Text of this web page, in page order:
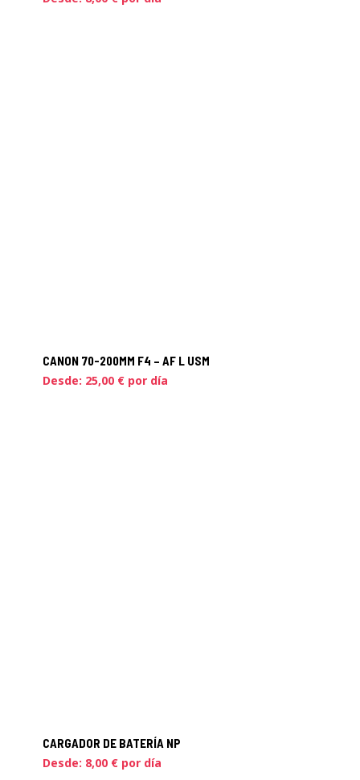
CANON 70-200MM F4 – AF L USM
Desde: 25,00 € por día
CARGADOR DE BATERÍA NP
Desde: 8,00 € por día